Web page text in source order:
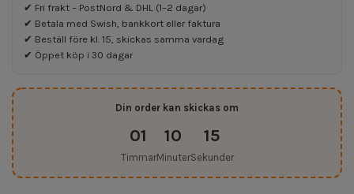
✔ Fri frakt – PostNord & DHL (1–2 dagar)
✔ Betala med Swish, bankkort eller faktura
✔ Beställ före kl. 15, skickas samma vardag
✔ Öppet köp i 30 dagar
Din order kan skickas om
01
Timmar
10
Minuter
15
Sekunder